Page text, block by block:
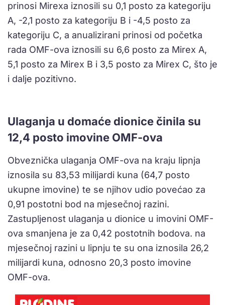
prinosi Mirexa iznosili su 0,1 posto za kategoriju
A, -2,1 posto za kategoriju B i -4,5 posto za
kategoriju C, a anualizirani prinosi od početka
rada OMF-ova iznosili su 6,6 posto za Mirex A,
5,1 posto za Mirex B i 3,5 posto za Mirex C, što je
i dalje pozitivno.
Ulaganja u domaće dionice činila su
12,4 posto imovine OMF-ova
Obveznička ulaganja OMF-ova na kraju lipnja
iznosila su 83,53 milijardi kuna (64,7 posto
ukupne imovine) te se njihov udio povećao za
0,91 postotni bod na mjesečnoj razini.
Zastupljenost ulaganja u dionice u imovini OMF-
ova smanjena je za 0,42 postotnih bodova. na
mjesečnoj razini u lipnju te su ona iznosila 26,2
milijardi kuna, odnosno 20,3 posto imovine
OMF-ova.